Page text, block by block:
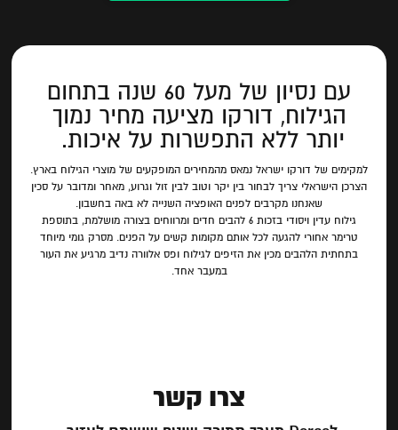
עם נסיון של מעל 60 שנה בתחום
הגילוח, דורקו מציעה מחיר נמוך
יותר ללא התפשרות על איכות.
למקימים של דורקו ישראל נמאס מהמחירים המופקעים של מוצרי הגילוח בארץ.
הצרכן הישראלי צריך לבחור בין יקר וטוב לבין זול וגרוע, מאחר ומדובר על סכין
שאנחנו מקרבים לפנים האופציה השנייה לא באה בחשבון.
גילוח עדין ויסודי בזכות 6 להבים חדים ומרווחים בצורה מושלמת, בתוספת
טרימר אחורי להגעה לכל אותם מקומות קשים על הפנים. מסרק גומי מיוחד
בתחתית הלהבים מכין את הזיפים לגילוח ופס אלוורה נדיב מרגיע את העור
במעבר אחד.
צרו קשר